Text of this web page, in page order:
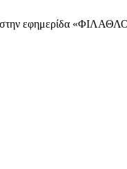
εφημερίδα